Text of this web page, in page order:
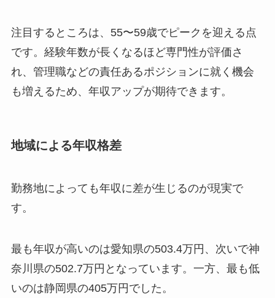
注目するところは、55〜59歳でピークを迎える点
です。経験年数が長くなるほど専門性が評価さ
れ、管理職などの責任あるポジションに就く機会
も増えるため、年収アップが期待できます。
地域による年収格差
勤務地によっても年収に差が生じるのが現実で
す。
最も年収が高いのは愛知県の503.4万円、次いで神
奈川県の502.7万円となっています。一方、最も低
いのは静岡県の405万円でした。